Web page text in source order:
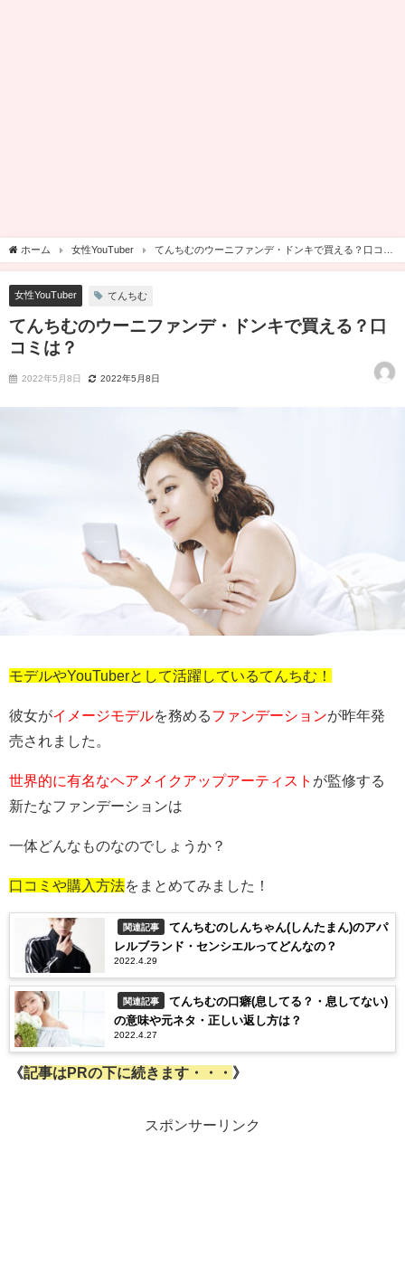
ホーム 女性YouTuber
てんちむのウーニファンデ・ドンキで買える？口コミ
は？
女性YouTuber てんちむ
てんちむのウーニファンデ・ドンキで買える？口
コミは？
2022年5月8日 2022年5月8日
モデルやYouTuberとして活躍しているてんちむ！
彼女がイメージモデルを務めるファンデーションが昨年発
売されました。
世界的に有名なヘアメイクアップアーティスト が監修する
新たなファンデーションは
一体どんなものなのでしょうか？
口コミや購入方法をまとめてみました！
関連記事
てんちむのしんちゃん(しんたまん)のアパ
レルブランド・センシエルってどんなの？
2022.4.29
関連記事
てんちむの口癖(息してる？・息してない)
の意味や元ネタ・正しい返し方は？
2022.4.27
《記事はPRの下に続きます・・・ 》
スポンサーリンク